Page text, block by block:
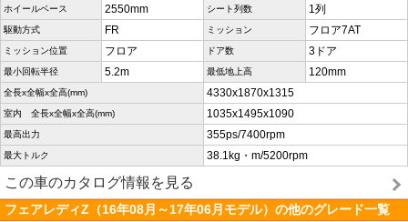
ホイールベース 2550mm シート列数 1列
駆動方式 FR ミッション フロア7AT
ミッション位置 フロア ドア数 3ドア
最小回転半径 5.2m 最低地上高 120mm
全長x全幅x全高(mm) 4330x1870x1315
室内 全長x全幅x全高(mm) 1035x1495x1090
最高出力 355ps/7400rpm
最大トルク 38.1kg・m/5200rpm
この車のカタログ情報を見る
フェアレディZ（16年08月～17年06月モデル）の他のグレード一覧